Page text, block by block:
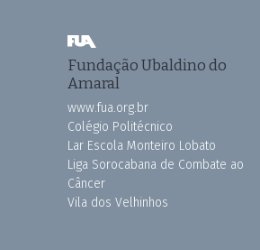
Fundação Ubaldino do
Amaral
www.fua.org.br
Colégio Politécnico
Lar Escola Monteiro Lobato
Liga Sorocabana de Combate ao
Câncer
Vila dos Velhinhos